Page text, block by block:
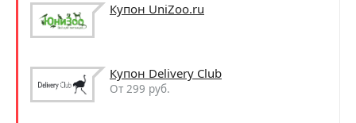
Купон UniZoo.ru
Купон Delivery Club
От 299 руб.